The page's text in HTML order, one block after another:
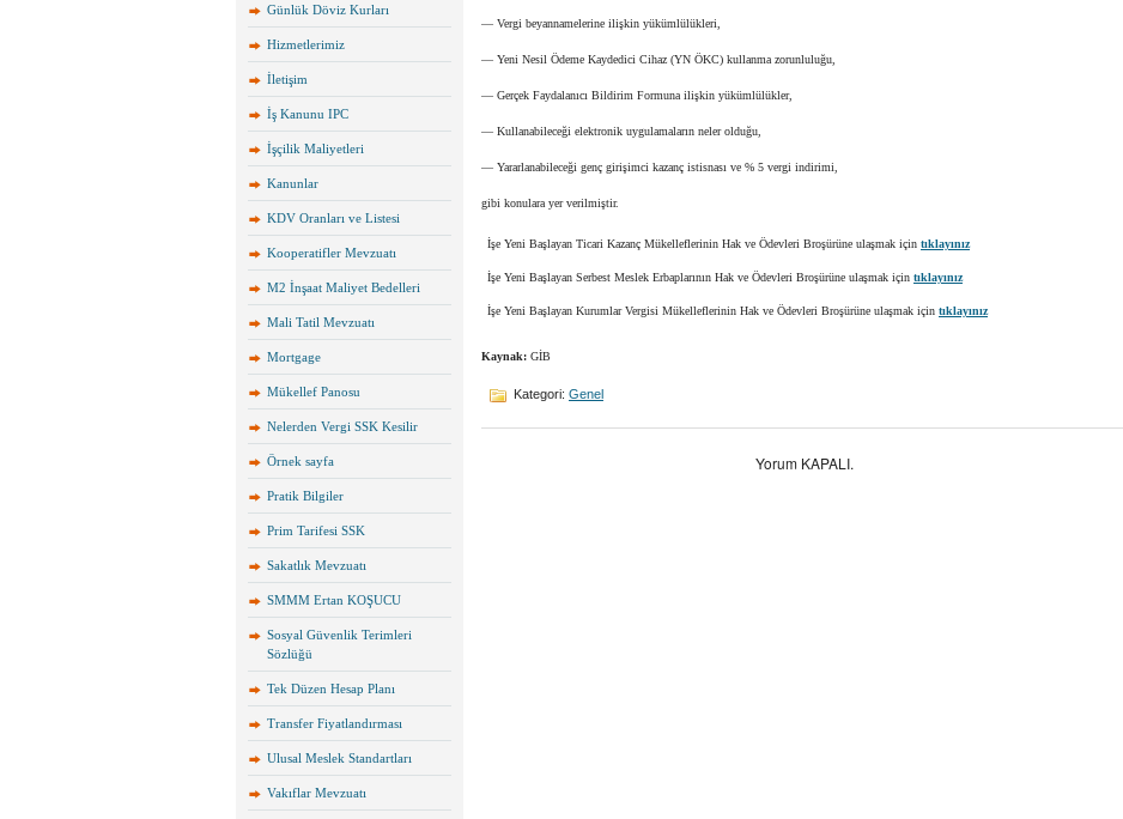
Günlük Döviz Kurları
Hizmetlerimiz
İletişim
İş Kanunu IPC
İşçilik Maliyetleri
Kanunlar
KDV Oranları ve Listesi
Kooperatifler Mevzuatı
M2 İnşaat Maliyet Bedelleri
Mali Tatil Mevzuatı
Mortgage
Mükellef Panosu
Nelerden Vergi SSK Kesilir
Örnek sayfa
Pratik Bilgiler
Prim Tarifesi SSK
Sakatlık Mevzuatı
SMMM Ertan KOŞUCU
Sosyal Güvenlik Terimleri
Sözlüğü
Tek Düzen Hesap Planı
Transfer Fiyatlandırması
Ulusal Meslek Standartları
Vakıflar Mevzuatı
— Vergi beyannamelerine ilişkin yükümlülükleri,
— Yeni Nesil Ödeme Kaydedici Cihaz (YN ÖKC) kullanma zorunluluğu,
— Gerçek Faydalanıcı Bildirim Formuna ilişkin yükümlülükler,
— Kullanabileceği elektronik uygulamaların neler olduğu,
— Yararlanabileceği genç girişimci kazanç istisnası ve % 5 vergi indirimi,
gibi konulara yer verilmiştir.
İşe Yeni Başlayan Ticari Kazanç Mükelleflerinin Hak ve Ödevleri Broşürüne ulaşmak için tıklayınız
İşe Yeni Başlayan Serbest Meslek Erbaplarının Hak ve Ödevleri Broşürüne ulaşmak için tıklayınız
İşe Yeni Başlayan Kurumlar Vergisi Mükelleflerinin Hak ve Ödevleri Broşürüne ulaşmak için tıklayınız
Kaynak: GİB
Kategori: Genel
Yorum KAPALI.